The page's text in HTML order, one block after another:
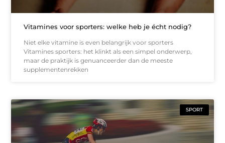
Vitamines voor sporters: welke heb je écht nodig?
Niet elke vitamine is even belangrijk voor sporters
Vitamines sporters: het klinkt als een simpel onderwerp,
maar de praktijk is genuanceerder dan de meeste
supplementenrekken
SPORT